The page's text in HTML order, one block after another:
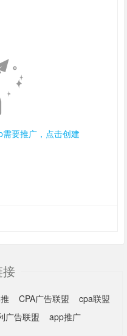
要推广，点击创建
CPA广告联盟
cpa联盟
广告联盟 app推广